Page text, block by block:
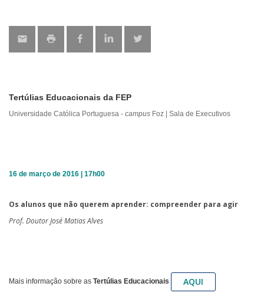
Tertúlias Educacionais da FEP
Universidade Católica Portuguesa - campus Foz | Sala de Executivos
16 de março de 2016 | 17h00
Os alunos que não querem aprender: compreender para agir
Prof. Doutor José Matias Alves
Mais informação sobre as Tertúlias Educacionais AQUI